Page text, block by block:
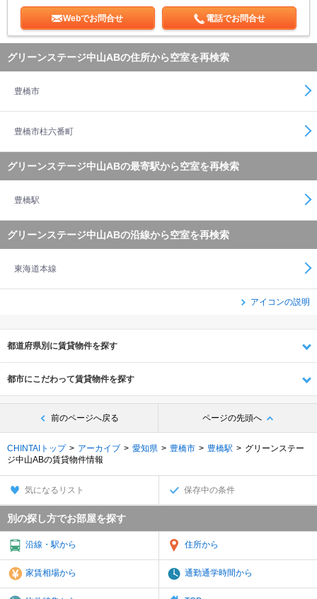
Webでお問合せ 電話でお問合せ
グリーンステージ中山ABの住所から空室を再検索
豊橋市
豊橋市柱六番町
グリーンステージ中山ABの最寄駅から空室を再検索
豊橋駅
グリーンステージ中山ABの沿線から空室を再検索
東海道本線
アイコンの説明
都道府県別に賃貸物件を探す
都市にこだわって賃貸物件を探す
前のページへ戻る ページの先頭へ
CHINTAIトップ アーカイブ 愛知県 豊橋市 豊橋駅
グリーンステー
ジ中山ABの賃貸物件情報
気になるリスト 保存中の条件
別の探し方でお部屋を探す
沿線・駅から 住所から
家賃相場から 通勤通学時間から